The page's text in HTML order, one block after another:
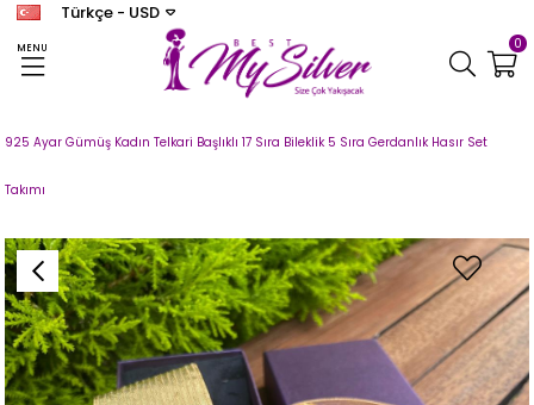
MENU
Türkçe - USD
0
TRABZON HASIR TRABZON HASIR SET
925 Ayar Gümüş Kadın Telkari Başlıklı 17 Sıra Bileklik 5 Sıra Gerdanlık Hasır Set
Takımı